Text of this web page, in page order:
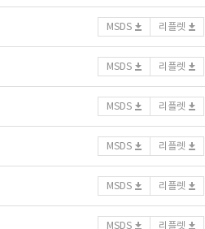
MSDS 리플렛
MSDS 리플렛
MSDS 리플렛
MSDS 리플렛
MSDS 리플렛
MSDS 리플렛